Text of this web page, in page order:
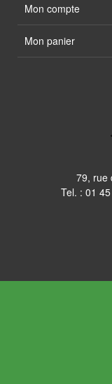
Mon compte
Mon panier
79, rue
Tel. : 01